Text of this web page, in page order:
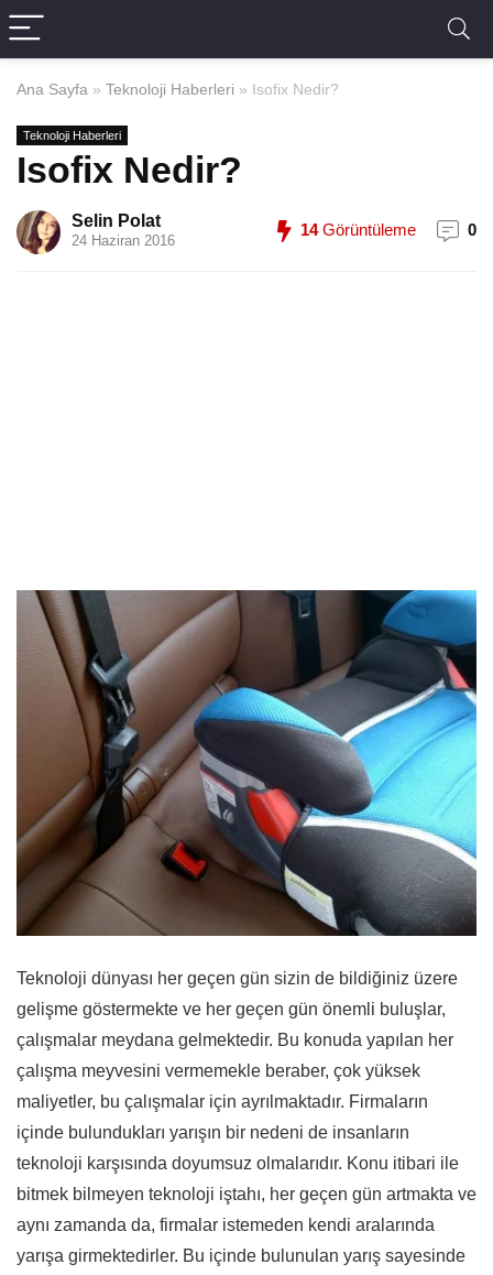
Ana Sayfa » Teknoloji Haberleri » Isofix Nedir?
Teknoloji Haberleri
Isofix Nedir?
Selin Polat
24 Haziran 2016
14Görüntüleme 0
Teknoloji dünyası her geçen gün sizin de bildiğiniz üzere
gelişme göstermekte ve her geçen gün önemli buluşlar,
çalışmalar meydana gelmektedir. Bu konuda yapılan her
çalışma meyvesini vermemekle beraber, çok yüksek
maliyetler, bu çalışmalar için ayrılmaktadır. Firmaların
içinde bulundukları yarışın bir nedeni de insanların
teknoloji karşısında doyumsuz olmalarıdır. Konu itibari ile
bitmek bilmeyen teknoloji iştahı, her geçen gün artmakta ve
aynı zamanda da, firmalar istemeden kendi aralarında
yarışa girmektedirler. Bu içinde bulunulan yarış sayesinde